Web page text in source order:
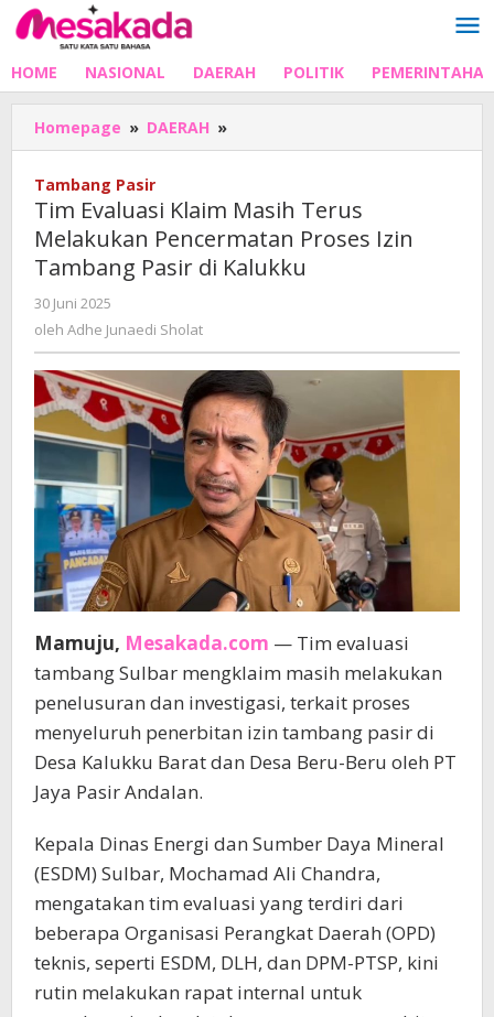
Lewati
ke
HOME NASIONAL DAERAH POLITIK
Homepage » DAERAH »
Evaluasi
Terus
Melakukan
Pencermatan
Pasir
di
Kalukku
Tambang Pasir
Tim Evaluasi Klaim Masih Terus
Melakukan Pencermatan Proses Izin
Tambang Pasir di Kalukku
30 Juni 2025
Adhe
oleh Adhe Junaedi Sholat
Mamuju, Mesakada.com — Tim evaluasi
tambang Sulbar mengklaim masih melakukan
penelusuran dan investigasi, terkait proses
menyeluruh penerbitan izin tambang pasir di
Desa Kalukku Barat dan Desa Beru-Beru oleh PT
Jaya Pasir Andalan.
Kepala Dinas Energi dan Sumber Daya Mineral
(ESDM) Sulbar, Mochamad Ali Chandra,
mengatakan tim evaluasi yang terdiri dari
beberapa Organisasi Perangkat Daerah (OPD)
teknis, seperti ESDM, DLH, dan DPM-PTSP, kini
rutin melakukan rapat internal untuk